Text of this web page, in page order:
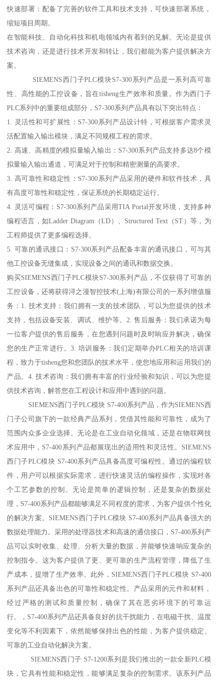
快速部署：配备了完善的软件工具和技术支持，可快速部署系统，
缩短项目周期。
在智能科技、自动化科技和机电领域内有着到的见解。无论是提供
技术咨询，还是进行技术开发和转让，我们都能为客户提供解决方
案。
SIEMENS西门子PLC模块S7-300系列产品是一系列高可靠
性、高性能的工控设备，旨在tisheng生产效率和质量。作为西门子
PLC系列中的重要组成部分，S7-300系列产品具有以下突出特点：
1. 灵活性和可扩展性：S7-300系列产品设计特，可根据客户需求灵
活配置输入输出模块，满足不同规模工程的需求。
2. 高速、高精度的模拟量输入输出：S7-300系列产品支持多达8个模
拟量输入输出通道，可满足对于控制和精密测量的高要求。
3. 高可靠性和稳定性：S7-300系列产品采用的硬件和软件技术，具
有高度可靠性和稳定性，保证系统的长期稳定运行。
4. 灵活可编程：S7-300系列产品采用TIA Portal开发环境，支持多种
编程语言，如Ladder Diagram（LD）、Structured Text（ST）等，为
工程师提供了更多编程选择。
5. 可靠的通讯接口：S7-300系列产品配备丰富的通讯接口，可与其
他工控设备无缝集成，实现设备之间的通讯和数据交换。
购买SIEMENS西门子PLC模块S7-300系列产品，不仅获得了可靠的
工控设备，还将获得浔之漫智控技术(上海)有限公司的一系列增值服
务：1. 技术支持：我们拥有一支的技术团队，可以为您提供的技术
支持，包括设备安装、调试、维护等。2. 售后服务：我们承诺为每
一位客户提供的售后服务，在您遇到问题时及时响应并解决，确保
您的生产正常进行。3. 培训服务：我们定期举办PLC相关的培训课
程，致力于tisheng您和您团队的技术水平，使您地应用和运用我们的
产品。4. 技术咨询：我们拥有丰富的行业经验和知识，可以为您提
供技术咨询，解答您在工程设计和应用中遇到的问题。
SIEMENS西门子PLC模块 S7-400系列产品，作为SIEMENS西
门子公司旗下的一款经典产品系列，凭借其性能和可靠性，成为了
范围内众多企业选择。无论是在工业自动化领域，还是在物联网技
术应用中，S7-400系列产品都展现出的适用性和灵活性。SIEMENS
西门子PLC模块 S7-400系列产品具备高度可编程性。通过的编程软
件，用户可以根据实际需求，进行快速灵活的编程操作，实现对各
个工艺参数的控制。无论是简单的逻辑控制，还是复杂的数据处
理，S7-400系列产品都能够满足不同程度的需求，为客户提供个性化
的解决方案。SIEMENS西门子PLC模块 S7-400系列产品具备强大的
数据处理能力。采用的处理器技术和高速的通信接口，S7-400系列产
品可以实时收集、处理、分析大量的数据，并能够快速响应复杂的
控制指令。这为客户提供了更、更可靠的生产流程管理，降低了生
产成本，提增了生产效率。此外，SIEMENS西门子PLC模块 S7-400
系列产品还具备出色的可靠性和稳定性。产品采用的元件和材料，
经过严格的测试和质量控制，确保了其在恶劣环境下的可靠运
行。，S7-400系列产品还具备良好的抗干扰能力，在电磁干扰、温度
变化等不利因素下，依然能够保持出色的性能，为客户提供稳定、
可靠的工业自动化解决方案。
SIEMENS西门子 S7-1200系列是我们推出的一款全新PLC模
块，它具有性能和稳定性，能够满足复杂的控制需求。该系列产品